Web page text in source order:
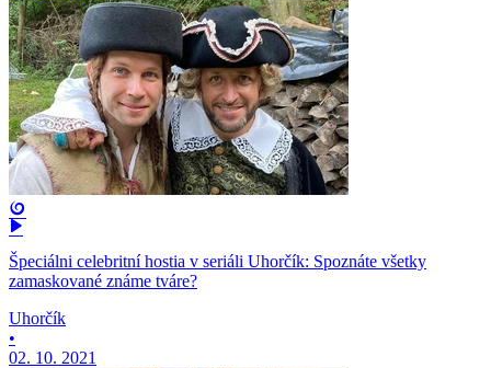
Špeciálni celebritní hostia v seriáli Uhorčík: Spoznáte všetky
zamaskované známe tváre?
Uhorčík
•
02. 10. 2021